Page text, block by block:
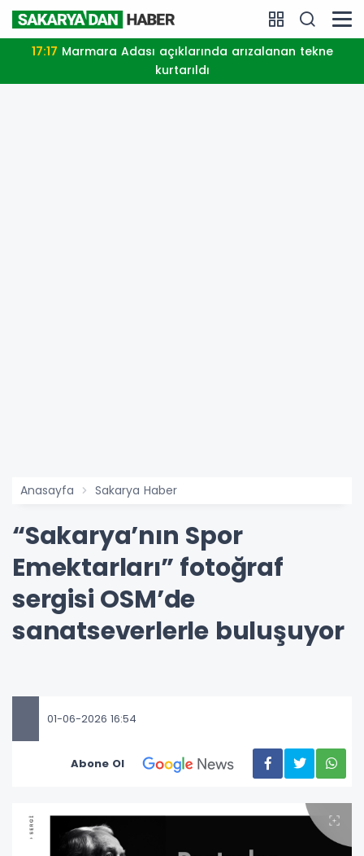
17:17
kurtarıldı
Anasayfa Sakarya Haber
“Sakarya’nın Spor
Emektarları” fotoğraf
sergisi OSM’de
sanatseverlerle buluşuyor
01-06-2026 16:54
Abone Ol